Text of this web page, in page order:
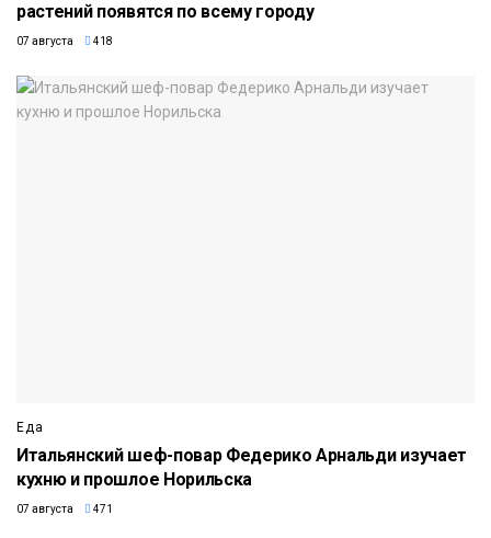
растений появятся по всему городу
07 августа 418
Еда
Итальянский шеф-повар Федерико Арнальди изучает
кухню и прошлое Норильска
07 августа 471